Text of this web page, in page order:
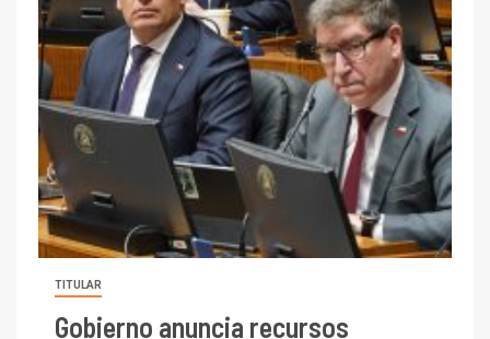
TITULAR
Gobierno anuncia recursos